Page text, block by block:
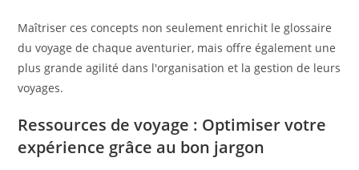
Maîtriser ces concepts non seulement enrichit le glossaire
du voyage de chaque aventurier, mais offre également une
plus grande agilité dans l'organisation et la gestion de leurs
voyages.
Ressources de voyage : Optimiser votre
expérience grâce au bon jargon